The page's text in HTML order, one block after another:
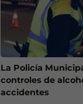
La Policía
controles de
accidentes